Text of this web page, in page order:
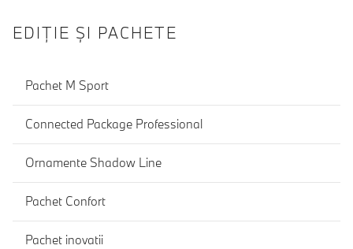
EDIŢIE ŞI PACHETE
Pachet M Sport
Connected Package Professional
Ornamente Shadow Line
Pachet Confort
Pachet inovatii